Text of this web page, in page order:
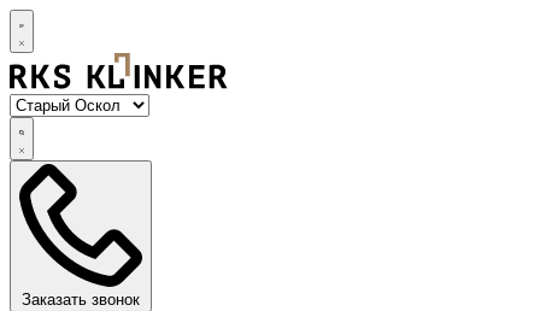
Заказать звонок